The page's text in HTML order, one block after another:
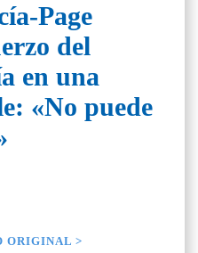
Page
del
en una
«No puede
ORIGINAL >